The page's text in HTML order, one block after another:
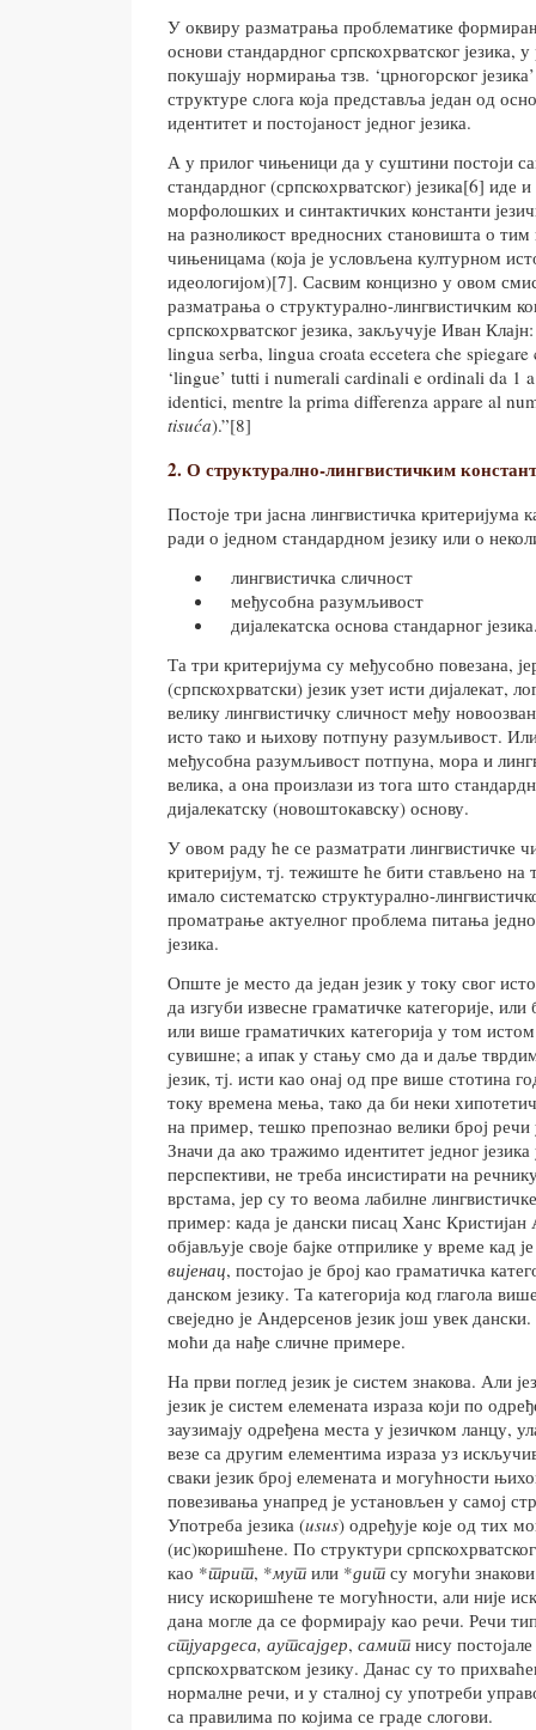
У оквиру разматрања проблематике
основи стандардног српскохрватског језика,
покушају нормирања тзв. ‘црногорског
структуре слога која представља један од
идентитет и постојаност једног језика.
А у прилог чињеници да у суштини постоји
стандардног (српскохрватског) језика[6] иде
морфолошких и синтактичких константи
на разноликост вредносних становишта о тим
чињеницама (која је условљена културном
идеологијом)[7]. Сасвим концизно у овом
разматрања о структурално-лингвистичким
српскохрватског језика, закључује Иван
lingua serba, lingua croata eccetera che
‘lingue’ tutti i numerali cardinali e ordinali da 1
identici, mentre la prima differenza appare al
tisuća).”[8]
2. О структурално-лингвистичким
Постоје три јасна лингвистичка критеријума
ради о једном стандардном језику или о
лингвистичка сличност
међусобна разумљивост
дијалекатска основа стандарног
Та три критеријума су међусобно повезана,
(српскохрватски) језик узет исти дијалекат,
велику лингвистичку сличност међу
исто тако и њихову потпуну разумљивост.
међусобна разумљивост потпуна, мора и
велика, а она произлази из тога што
дијалекатску (новоштокавску) основу.
У овом раду ће се разматрати лингвистичке
критеријум, тј. тежиште ће бити стављено на
имало систематско структурално-
проматрање актуелног проблема питања
језика.
Опште је место да један језик у току свог
да изгуби извесне граматичке категорије,
или више граматичких категорија у том истом
сувишне; а ипак у стању смо да и даље
језик, тј. исти као онај од пре више стотина
току времена мења, тако да би неки
на пример, тешко препознао велики број речи
Значи да ако тражимо идентитет једног језика
перспективи, не треба инсистирати на
врстама, јер су то веома лабилне
пример: када је дански писац Ханс
објављује своје бајке отприлике у време кад
вијенац, постојао је број као граматичка
данском језику. Та категорија код глагола
свеједно је Андерсенов језик још увек
моћи да нађе сличне примере.
На први поглед језик је систем знакова. Али
језик је систем елемената израза који по
заузимају одређена места у језичком ланцу,
везе са другим елементима израза уз
сваки језик број елемената и могућности
повезивања унапред је установљен у самој
Употреба језика (usus) одређује које од тих
(ис)коришћене. По структури
као *трит, *мут или *дит су могући
нису искоришћене те могућности, али није
дана могле да се формирају као речи. Речи
стјуардеса, аутсајдер, самит нису
српскохрватском језику. Данас су то
нормалне речи, и у сталној су употреби
са правилима по којима се граде слогови.